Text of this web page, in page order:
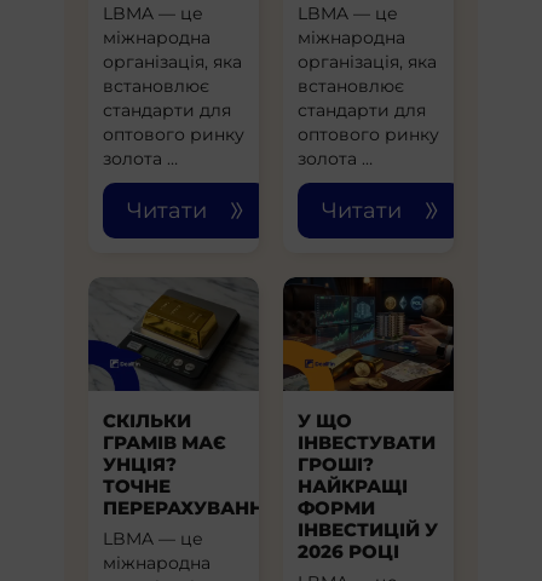
LBMA — це
міжнародна
організація, яка
встановлює
стандарти для
оптового ринку
золота …
Читати
LBMA — це
міжнародна
організація, яка
встановлює
стандарти для
оптового ринку
золота …
Читати
СКІЛЬКИ
ГРАМІВ МАЄ
УНЦІЯ?
ТОЧНЕ
ПЕРЕРАХУВАННЯ
LBMA — це
міжнародна
У ЩО
ІНВЕСТУВАТИ
ГРОШІ?
НАЙКРАЩІ
ФОРМИ
ІНВЕСТИЦІЙ У
2026 РОЦІ